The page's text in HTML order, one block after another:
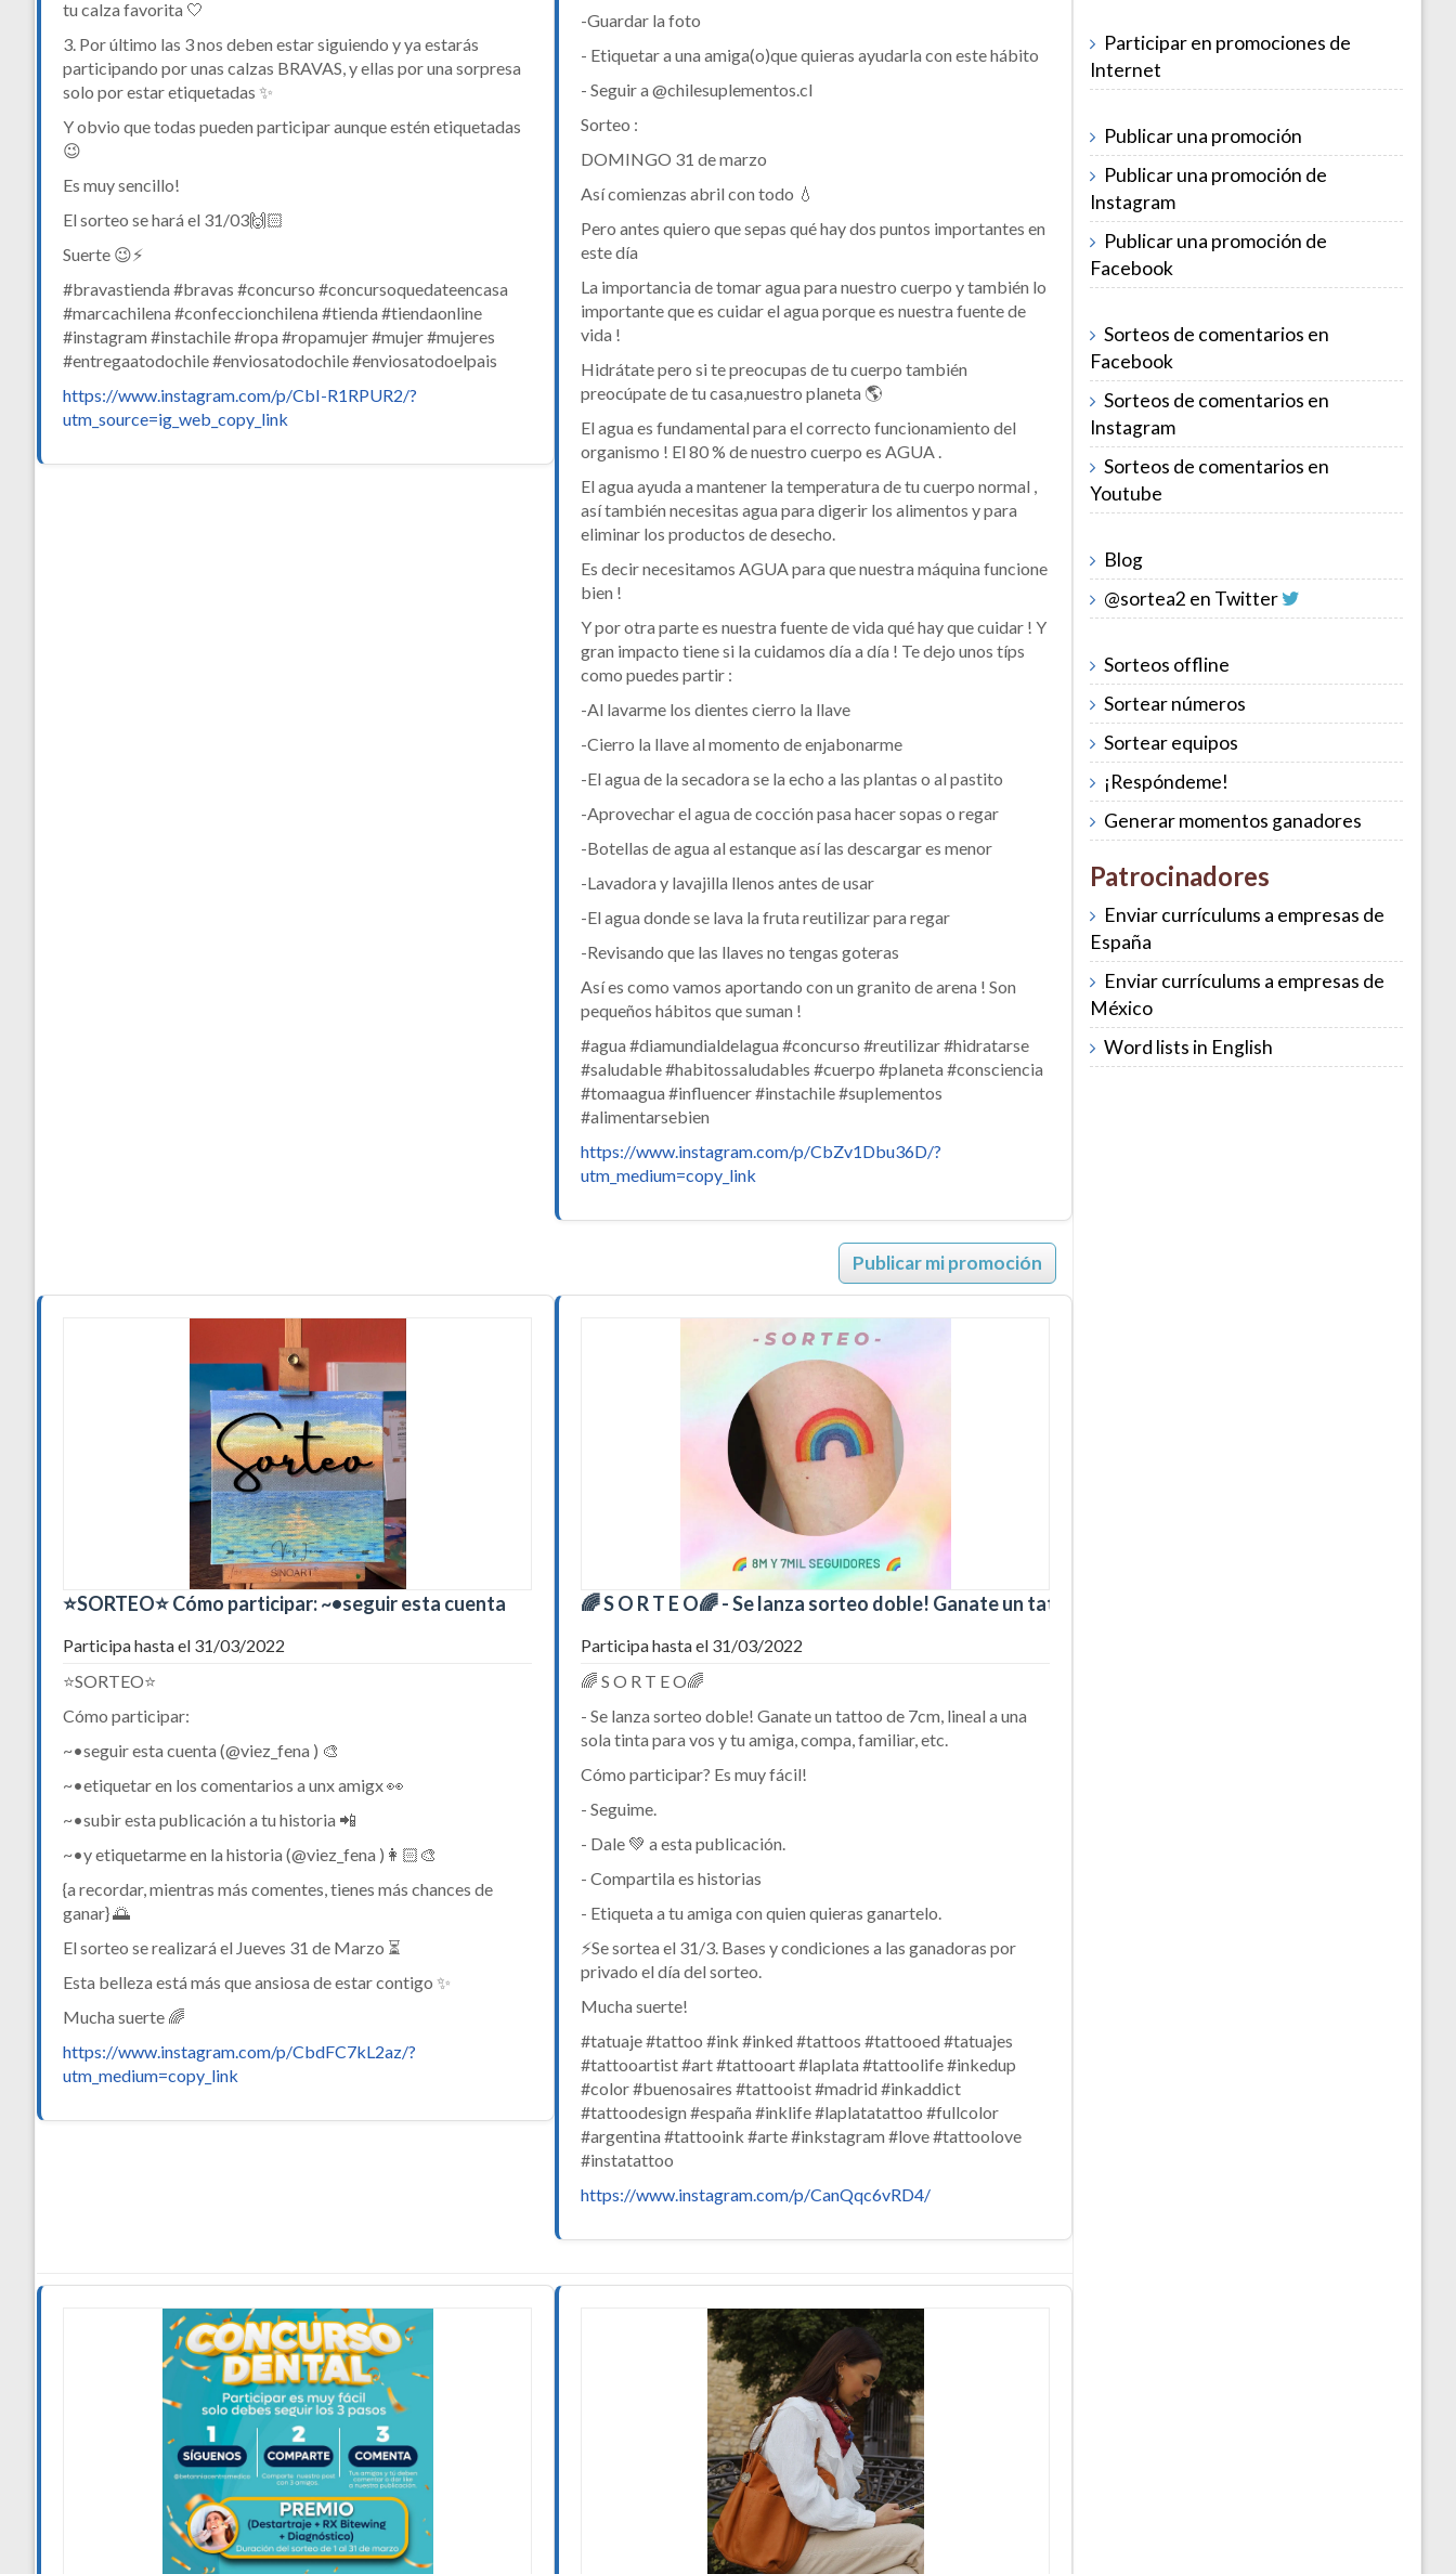
tu calza favorita 🤍
3. Por último las 3 nos deben estar siguiendo y ya estarás
participando por unas calzas BRAVAS, y ellas por una sorpresa
solo por estar etiquetadas ✨
Y obvio que todas pueden participar aunque estén etiquetadas
😉
Es muy sencillo!
El sorteo se hará el 31/03🙌🏻
Suerte 😉⚡️
#bravastienda #bravas #concurso #concursoquedateencasa
#marcachilena #confeccionchilena #tienda #tiendaonline
#instagram #instachile #ropa #ropamujer #mujer #mujeres
#entregaatodochile #enviosatodochile #enviosatodoelpais
https://www.instagram.com/p/CbI-R1RPUR2/?
utm_source=ig_web_copy_link
-Guardar la foto
- Etiquetar a una amiga(o)que quieras ayudarla con este hábito
- Seguir a @chilesuplementos.cl
Sorteo :
DOMINGO 31 de marzo
Así comienzas abril con todo 💧
Pero antes quiero que sepas qué hay dos puntos importantes en
este día
La importancia de tomar agua para nuestro cuerpo y también lo
importante que es cuidar el agua porque es nuestra fuente de
vida !
Hidrátate pero si te preocupas de tu cuerpo también
preocúpate de tu casa,nuestro planeta 🌎
El agua es fundamental para el correcto funcionamiento del
organismo ! El 80 % de nuestro cuerpo es AGUA .
El agua ayuda a mantener la temperatura de tu cuerpo normal ,
así también necesitas agua para digerir los alimentos y para
eliminar los productos de desecho.
Es decir necesitamos AGUA para que nuestra máquina funcione
bien !
Y por otra parte es nuestra fuente de vida qué hay que cuidar ! Y
gran impacto tiene si la cuidamos día a día ! Te dejo unos típs
como puedes partir :
-Al lavarme los dientes cierro la llave
-Cierro la llave al momento de enjabonarme
-El agua de la secadora se la echo a las plantas o al pastito
-Aprovechar el agua de cocción pasa hacer sopas o regar
-Botellas de agua al estanque así las descargar es menor
-Lavadora y lavajilla llenos antes de usar
-El agua donde se lava la fruta reutilizar para regar
-Revisando que las llaves no tengas goteras
Así es como vamos aportando con un granito de arena ! Son
pequeños hábitos que suman !
#agua #diamundialdelagua #concurso #reutilizar #hidratarse
#saludable #habitossaludables #cuerpo #planeta #consciencia
#tomaagua #influencer #instachile #suplementos
#alimentarsebien
https://www.instagram.com/p/CbZv1Dbu36D/?
utm_medium=copy_link
Publicar mi promoción
⭐️SORTEO⭐️ Cómo participar: ~•seguir esta cuenta
Participa hasta el 31/03/2022
⭐️SORTEO⭐️
Cómo participar:
~•seguir esta cuenta (@viez_fena ) 🎨
~•etiquetar en los comentarios a unx amigx 👀
~•subir esta publicación a tu historia 📲
~•y etiquetarme en la historia (@viez_fena )👩🏻‍🎨
{a recordar, mientras más comentes, tienes más chances de
ganar} 🌅
El sorteo se realizará el Jueves 31 de Marzo ⏳
Esta belleza está más que ansiosa de estar contigo ✨
Mucha suerte 🌈
https://www.instagram.com/p/CbdFC7kL2az/?
utm_medium=copy_link
🌈 S O R T E O🌈 - Se lanza sorteo doble! Ganate un tat
Participa hasta el 31/03/2022
🌈 S O R T E O🌈
- Se lanza sorteo doble! Ganate un tattoo de 7cm, lineal a una
sola tinta para vos y tu amiga, compa, familiar, etc.
Cómo participar? Es muy fácil!
- Seguime.
- Dale 💚 a esta publicación.
- Compartila es historias
- Etiqueta a tu amiga con quien quieras ganartelo.
⚡Se sortea el 31/3. Bases y condiciones a las ganadoras por
privado el día del sorteo.
Mucha suerte!
#tatuaje #tattoo #ink #inked #tattoos #tattooed #tatuajes
#tattooartist #art #tattooart #laplata #tattoolife #inkedup
#color #buenosaires #tattooist #madrid #inkaddict
#tattoodesign #españa #inklife #laplatatattoo #fullcolor
#argentina #tattooink #arte #inkstagram #love #tattoolove
#instatattoo
https://www.instagram.com/p/CanQqc6vRD4/
Participar en promociones de
Internet
Publicar una promoción
Publicar una promoción de
Instagram
Publicar una promoción de
Facebook
Sorteos de comentarios en
Facebook
Sorteos de comentarios en
Instagram
Sorteos de comentarios en
Youtube
Blog
@sortea2 en Twitter
Sorteos offline
Sortear números
Sortear equipos
¡Respóndeme!
Generar momentos ganadores
Patrocinadores
Enviar currículums a empresas de
España
Enviar currículums a empresas de
México
Word lists in English